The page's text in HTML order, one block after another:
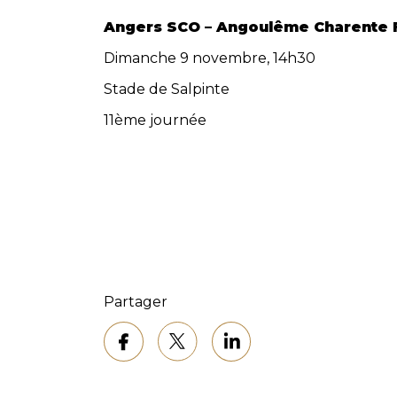
Angers SCO – Angoulême Charente
Dimanche 9 novembre, 14h30
Stade de Salpinte
11ème journée
Partager